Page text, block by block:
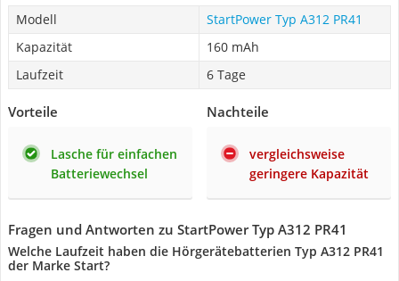
Modell
StartPower Typ A312 PR41
Kapazität
160 mAh
Laufzeit
6 Tage
Vorteile
Lasche für einfachen
Batteriewechsel
Nachteile
vergleichsweise
geringere Kapazität
Fragen und Antworten zu StartPower Typ A312 PR41
Welche Laufzeit haben die Hörgerätebatterien Typ A312 PR41
der Marke Start?